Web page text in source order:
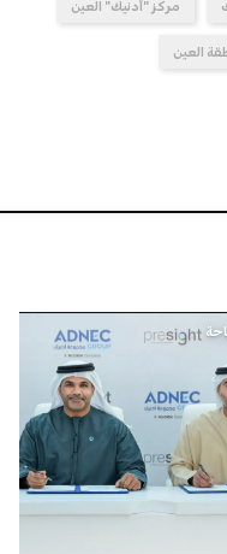
مركز "أدنيك" العين
العين